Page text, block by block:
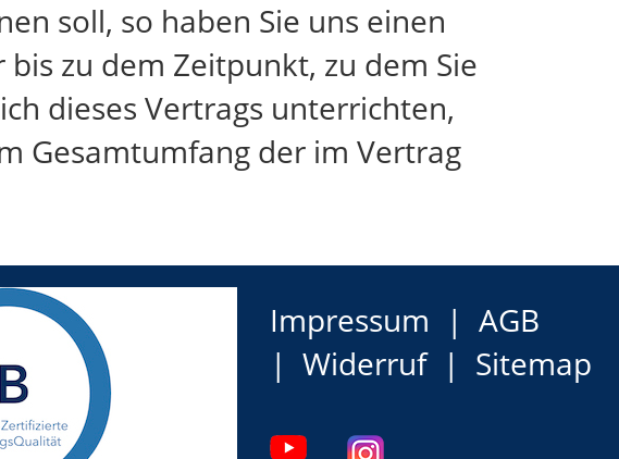
soll, so haben Sie uns einen
zu dem Zeitpunkt, zu dem Sie
dieses Vertrags unterrichten,
Gesamtumfang der im Vertrag
Impressum
AGB
Widerruf
Sitemap